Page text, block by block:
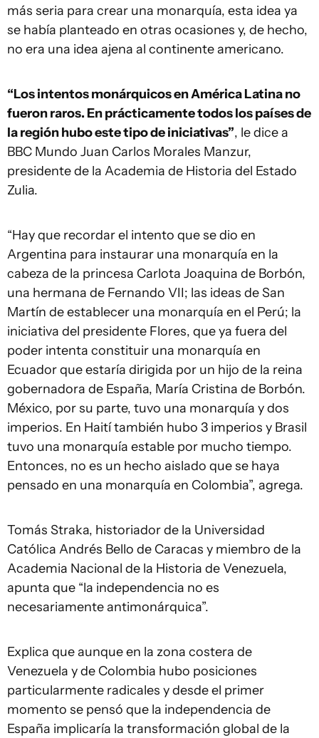
más seria para crear una monarquía, esta idea ya
se había planteado en otras ocasiones y, de hecho,
no era una idea ajena al continente americano.
“Los intentos monárquicos en América Latina no
fueron raros. En prácticamente todos los países de
la región hubo este tipo de iniciativas”, le dice a
BBC Mundo Juan Carlos Morales Manzur,
presidente de la Academia de Historia del Estado
Zulia.
“Hay que recordar el intento que se dio en
Argentina para instaurar una monarquía en la
cabeza de la princesa Carlota Joaquina de Borbón,
una hermana de Fernando VII; las ideas de San
Martín de establecer una monarquía en el Perú; la
iniciativa del presidente Flores, que ya fuera del
poder intenta constituir una monarquía en
Ecuador que estaría dirigida por un hijo de la reina
gobernadora de España, María Cristina de Borbón.
México, por su parte, tuvo una monarquía y dos
imperios. En Haití también hubo 3 imperios y Brasil
tuvo una monarquía estable por mucho tiempo.
Entonces, no es un hecho aislado que se haya
pensado en una monarquía en Colombia”, agrega.
Tomás Straka, historiador de la Universidad
Católica Andrés Bello de Caracas y miembro de la
Academia Nacional de la Historia de Venezuela,
apunta que “la independencia no es
necesariamente antimonárquica”.
Explica que aunque en la zona costera de
Venezuela y de Colombia hubo posiciones
particularmente radicales y desde el primer
momento se pensó que la independencia de
España implicaría la transformación global de la